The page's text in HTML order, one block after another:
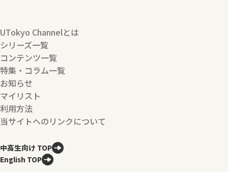
UTokyo Channelとは
シリーズ一覧
コンテンツ一覧
特集・コラム一覧
お知らせ
マイリスト
利用方法
当サイトへのリンクについて
中高生向け TOP
English TOP